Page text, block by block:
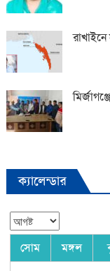
ক্যালেন্ডার
সোম মঙ্গল